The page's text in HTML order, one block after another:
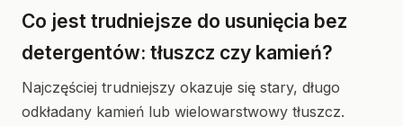
Co jest trudniejsze do usunięcia bez
detergentów: tłuszcz czy kamień?
Najczęściej trudniejszy okazuje się stary, długo
odkładany kamień lub wielowarstwowy tłuszcz.